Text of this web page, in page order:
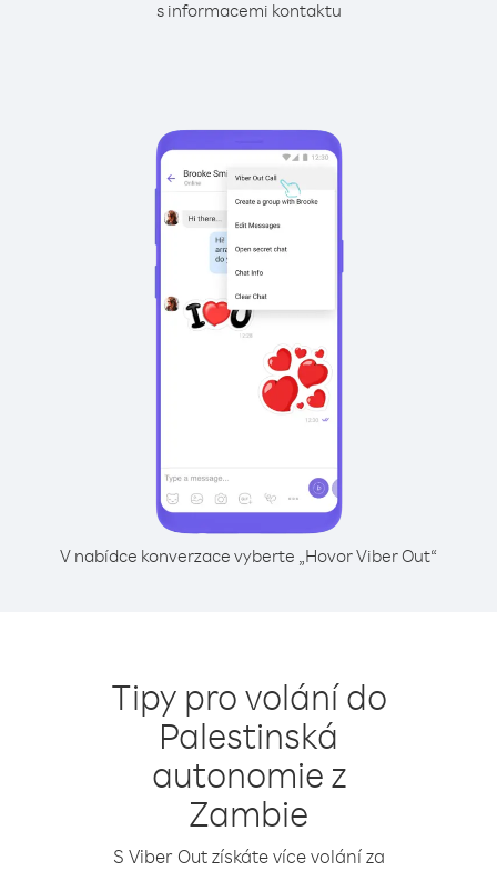
s informacemi kontaktu
V nabídce konverzace vyberte „Hovor Viber Out“
Tipy pro volání do
Palestinská
autonomie z
Zambie
S Viber Out získáte více volání za